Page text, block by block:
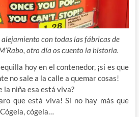
alejamiento con todas las fábricas de
otro día os cuento la historia.
hoy en el contenedor, ¡si es que
no sale a la calle a quemar cosas!
la niña esa está viva?
que está viva! Si no hay más que
cógela…